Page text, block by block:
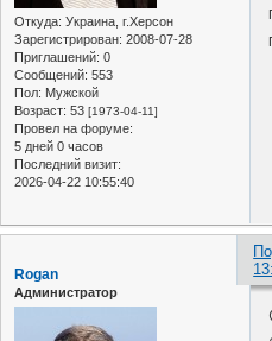
Откуда: Украина, г.Херсон
Зарегистрирован: 2008-07-28
Приглашений: 0
Сообщений: 553
Пол: Мужской
Возраст: 53 [1973-04-11]
Провел на форуме:
5 дней 0 часов
Последний визит:
2026-04-22 10:55:40
Rogan
Администратор